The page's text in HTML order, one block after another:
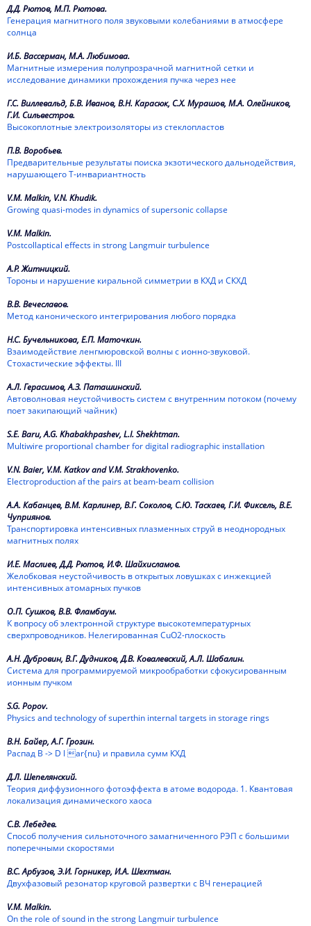
1998
1997
1996
1994
1992
1991
1988
1987
1986
1985
1984
1983
1982
1981
1979
1977
1976
1975
1974
1973
1972
1971
1969
1968
1967
1966
1965
Д.Д. Рютов, М.П. Рютова.
Генерация магнитного поля звуковыми колебаниями в атмосфере
солнца
И.Б. Вассерман, М.А. Любимова.
Магнитные измерения полупрозрачной магнитной сетки и
исследование динамики прохождения пучка через нее
Г.С. Виллевальд, Б.В. Иванов, В.Н. Карасюк, С.Х. Мурашов, М.А. Олейников,
Г.И. Сильвестров.
Высокоплотные электроизоляторы из стеклопластов
П.В. Воробьев.
Предварительные результаты поиска экзотического дальнодействия,
нарушающего Т-инвариантность
V.M. Malkin, V.N. Khudik.
Growing quasi-modes in dynamics of supersonic collapse
V.M. Malkin.
Postcollaptical effects in strong Langmuir turbulence
А.Р. Житницкий.
Тороны и нарушение киральной симметрии в КХД и СКХД
В.В. Вечеславов.
Метод канонического интегрирования любого порядка
Н.С. Бучельникова, Е.П. Маточкин.
Взаимодействие ленгмюровской волны с ионно-звуковой.
Стохастические эффекты. III
А.Л. Герасимов, А.З. Паташинский.
Автоволновая неустойчивость систем с внутренним потоком (почему
поет закипающий чайник)
S.E. Baru, A.G. Khabakhpashev, L.I. Shekhtman.
Multiwire proportional chamber for digital radiographic installation
V.N. Baier, V.M. Katkov and V.M. Strakhovenko.
Electroproduction af the pairs at beam-beam collision
А.А. Кабанцев, В.М. Карлинер, В.Г. Соколов, С.Ю. Таскаев, Г.И. Фиксель, В.Е.
Чуприянов.
Транспортировка интенсивных плазменных струй в неоднородных
магнитных полях
И.Е. Маслиев, Д.Д. Рютов, И.Ф. Шайхисламов.
Желобковая неустойчивость в открытых ловушках с инжекцией
интенсивных атомарных пучков
О.П. Сушков, В.В. Фламбаум.
К вопросу об электронной структуре высокотемпературных
сверхпроводников. Нелегированная CuO2-плоскость
А.Н. Дубровин, В.Г. Дудников, Д.В. Ковалевский, А.Л. Шабалин.
Система для программируемой микрообработки сфокусированным
ионным пучком
S.G. Popov.
Physics and technology of superthin internal targets in storage rings
В.Н. Байер, А.Г. Грозин.
Распад В -> D l ar{nu} и правила сумм КХД
Д.Л. Шепелянский.
Теория диффузионного фотоэффекта в атоме водорода. 1. Квантовая
локализация динамического хаоса
С.В. Лебедев.
Способ получения сильноточного замагниченного РЭП с большими
поперечными скоростями
В.С. Арбузов, Э.И. Горникер, И.А. Шехтман.
Двухфазовый резонатор круговой развертки с ВЧ генерацией
V.M. Malkin.
On the role of sound in the strong Langmuir turbulence